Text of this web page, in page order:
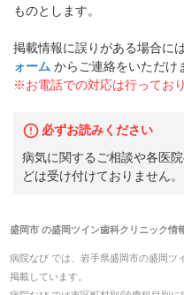
ものとします。
掲載情報に誤りがある場合に
ォーム からご連絡をいただけ
※お電話での対応は行ってお
必ずお読みください
病気に関するご相談や各医
どは受け付けておりません。
盛岡市の盛岡ツイン歯科クリニック情
病院なび では、 岩手県盛岡市の盛岡ツ
掲載しています。